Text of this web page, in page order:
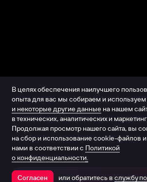
Открыть в
В целях обеспечения наилучшего
опыта для вас мы собираем и используем
и некоторые другие данные на нашем
в технических, аналитических и
Продолжая просмотр нашего сайта, вы
на сбор и использование cookie-файлов
нами в соответствии с Политикой
о конфиденциальности.
Согласен или обратитесь в службу